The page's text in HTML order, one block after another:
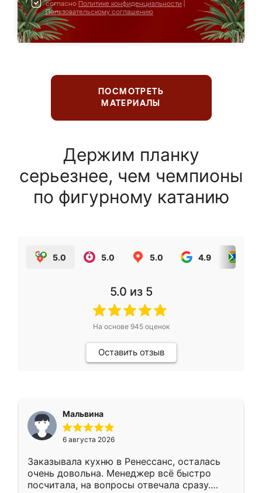
согласно Политике конфиденциальности
Пользовательскому соглашению
ПОСМОТРЕТЬ
МАТЕРИАЛЫ
Держим планку
серьезнее, чем чемпионы
по фигурному катанию
5.0 5.0 5.0 4.9
5.0 из 5
На основе 945оценок
Оставить отзыв
Мальвина
6 августа 2026
Заказывала кухню в Ренессанс, осталась
очень довольна. Менеджер всё быстро
посчитала, на вопросы отвечала сразу.